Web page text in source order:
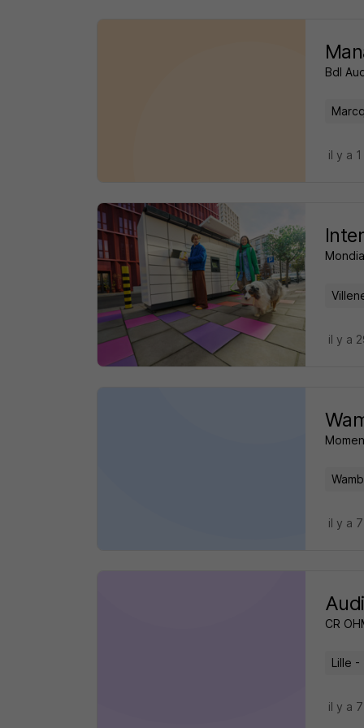
Bdl
il y a
il y a
il y a
CR
Lille -
il y a